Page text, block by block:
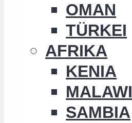
OMAN
TÜRKEI
AFRIKA
KENIA
MALAWI
SAMBIA